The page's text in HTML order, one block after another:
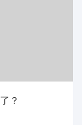
？